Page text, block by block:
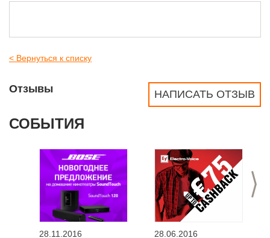
< Вернуться к списку
НАПИСАТЬ ОТЗЫВ
Отзывы
СОБЫТИЯ
>
28.11.2016
28.06.2016